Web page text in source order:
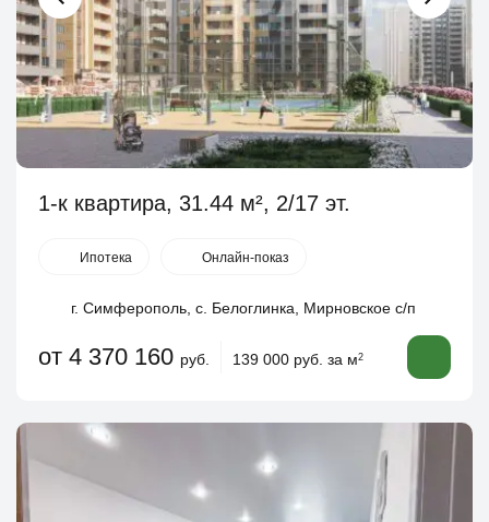
1-к квартира, 31.44 м², 2/17 эт.
Ипотека Онлайн-показ
г. Симферополь, с. Белоглинка, Мирновское с/п
от 4 370 160 руб. 139 000 руб. за м2